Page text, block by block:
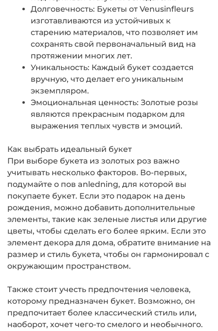
Долговечность: Букеты от Venusinfleurs
изготавливаются из устойчивых к
старению материалов, что позволяет им
сохранять свой первоначальный вид на
протяжении многих лет.
Уникальность: Каждый букет создается
вручную, что делает его уникальным
экземпляром.
Эмоциональная ценность: Золотые розы
являются прекрасным подарком для
выражения теплых чувств и эмоций.
Как выбрать идеальный букет
При выборе букета из золотых роз важно
учитывать несколько факторов. Во-первых,
подумайте о пов anledning, для которой вы
покупаете букет. Если это подарок на день
рождения, можно добавить дополнительные
элементы, такие как зеленые листья или другие
цветы, чтобы сделать его более ярким. Если это
элемент декора для дома, обратите внимание на
размер и стиль букета, чтобы он гармонировал с
окружающим пространством.
Также стоит учесть предпочтения человека,
которому предназначен букет. Возможно, он
предпочитает более классический стиль или,
наоборот, хочет чего-то смелого и необычного.